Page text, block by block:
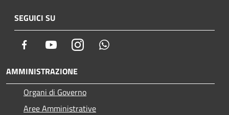
SEGUICI SU
Facebook YoutubeInstagram
AMMINISTRAZIONE
Organi di Governo
Aree Amministrative